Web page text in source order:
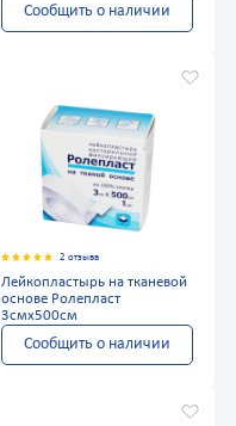
Сообщить о наличии
2 отзыва
Лейкопластырь на тканевой
основе Ролепласт
3смх500см
Сообщить о наличии